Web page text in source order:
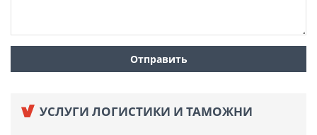
УСЛУГИ ЛОГИСТИКИ И ТАМОЖНИ